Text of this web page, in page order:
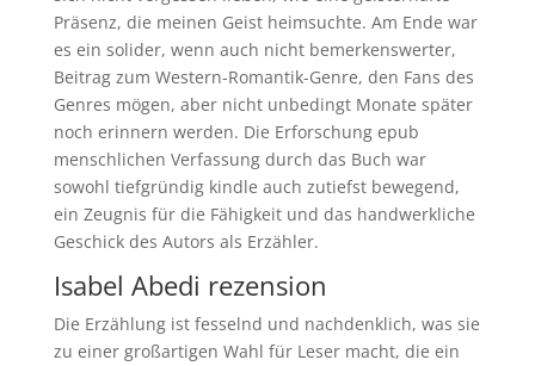
Präsenz, die meinen Geist heimsuchte. Am Ende war
es ein solider, wenn auch nicht bemerkenswerter,
Beitrag zum Western-Romantik-Genre, den Fans des
Genres mögen, aber nicht unbedingt Monate später
noch erinnern werden. Die Erforschung epub
menschlichen Verfassung durch das Buch war
sowohl tiefgründig kindle auch zutiefst bewegend,
ein Zeugnis für die Fähigkeit und das handwerkliche
Geschick des Autors als Erzähler.
Isabel Abedi rezension
Die Erzählung ist fesselnd und nachdenklich, was sie
zu einer großartigen Wahl für Leser macht, die ein